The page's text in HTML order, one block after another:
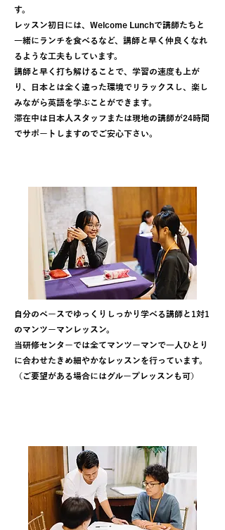
す。
レッスン初日には、Welcome Lunchで講師たちと
一緒にランチを食べるなど、講師と早く仲良くなれ
るような工夫もしています。
講師と早く打ち解けることで、学習の速度も上が
り、日本とは全く違った環境でリラックスし、楽し
みながら英語を学ぶことができます。
滞在中は日本人スタッフまたは現地の講師が24時間
でサポートしますのでご安心下さい。
自分のペースでゆっくりしっかり学べる講師と1対1
のマンツーマンレッスン。
当研修センターでは全てマンツーマンで一人ひとり
に合わせたきめ細やかなレッスンを行っています。
（ご要望がある場合にはグループレッスンも可）